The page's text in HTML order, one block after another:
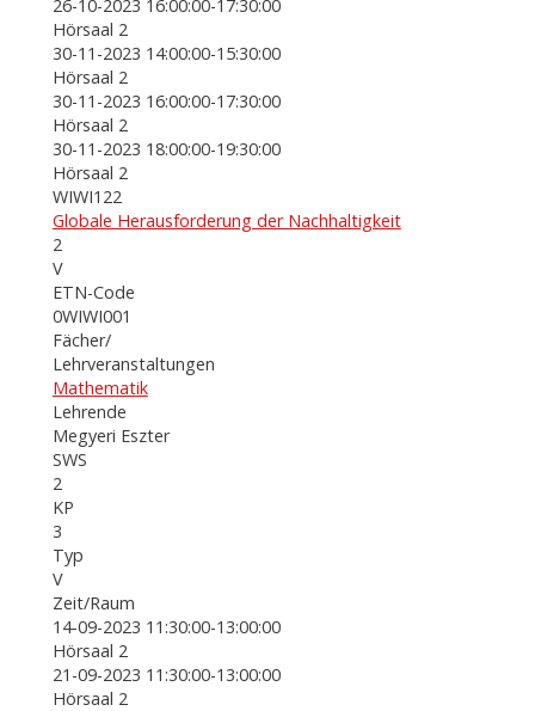
26-10-2023 16:00:00-17:30:00
Hörsaal 2
30-11-2023 14:00:00-15:30:00
Hörsaal 2
30-11-2023 16:00:00-17:30:00
Hörsaal 2
30-11-2023 18:00:00-19:30:00
Hörsaal 2
WIWI122
Globale Herausforderung der Nachhaltigkeit
2
V
ETN-Code
0WIWI001
Fächer/
Lehrveranstaltungen
Mathematik
Lehrende
Megyeri Eszter
SWS
2
KP
3
Typ
V
Zeit/Raum
14-09-2023 11:30:00-13:00:00
Hörsaal 2
21-09-2023 11:30:00-13:00:00
Hörsaal 2